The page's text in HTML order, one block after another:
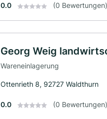
0.0 (0 Bewertungen)
Georg Weig
Wareneinlagerung
Ottenrieth 8, 92727 Waldthurn
0.0 (0 Bewertungen)